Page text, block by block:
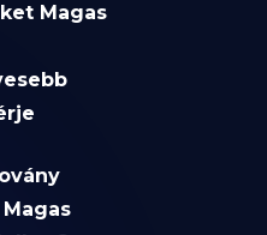
Magas